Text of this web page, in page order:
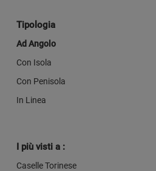
Tipologia
Ad Angolo
Con Isola
Con Penisola
In Linea
I più visti a :
Caselle Torinese